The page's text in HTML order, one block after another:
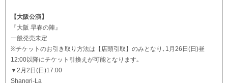
【大阪公演】
『大阪 早春の陣』
一般発売未定
※チケットのお引き取り方法は【店頭引取】のみとなり､1月26日(日)昼
12:00以降にチケット引換えが可能となります｡
▼2月2日(日)17:00
Shangri-La